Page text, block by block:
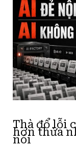
Thà đổ lỗi
hơn thừa
nói